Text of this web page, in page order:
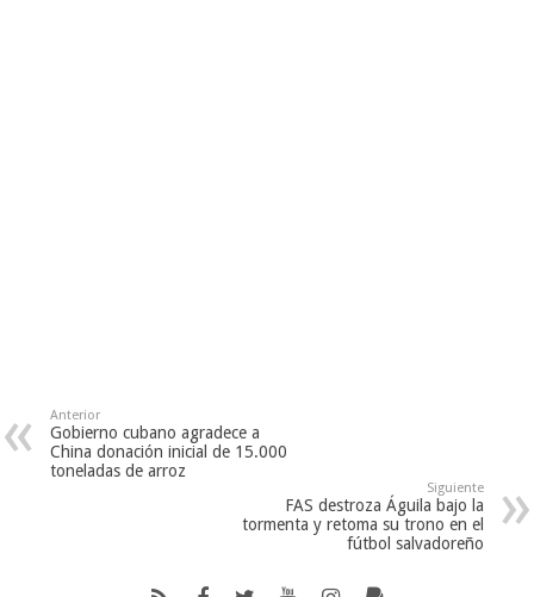
Anterior
Gobierno cubano agradece a
China donación inicial de 15.000
toneladas de arroz
Siguiente
FAS destroza Águila bajo la
tormenta y retoma su trono en el
fútbol salvadoreño